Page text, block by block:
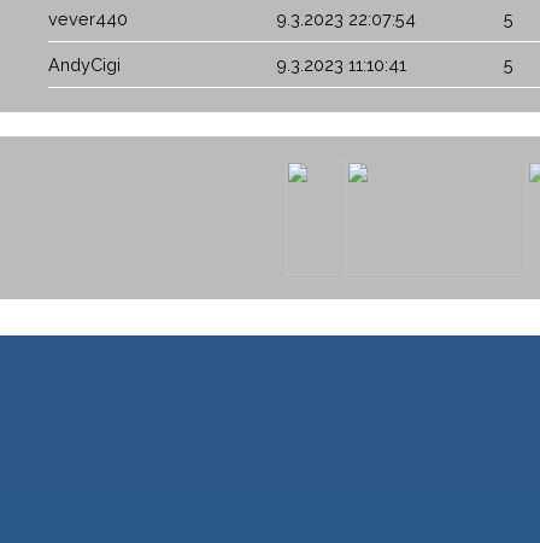
vever440 9.3.2023 22:07:54 5
AndyCigi 9.3.2023 11:10:41 5